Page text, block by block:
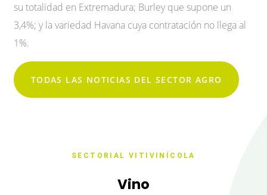
su totalidad en Extremadura; Burley que supone un
3,4%; y la variedad Havana cuya contratación no llega al
1%.
TODAS LAS NOTICIAS DEL SECTOR AGRO
SECTORIAL VITIVINÍCOLA
Vino